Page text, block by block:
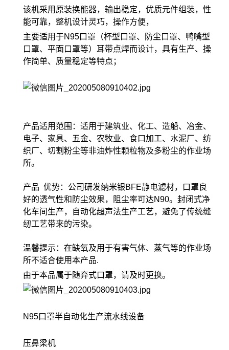
该机采用原装换能器，输出稳定，优质元件组装，性
能可靠，整机设计灵巧，操作方便，
主要适用于N95口罩（杯型口罩、防尘口罩、鸭嘴型
口罩、平面口罩等）耳带点焊而设计，具有生产、操
作简单、质量稳定等特点；
产品适用范围：适用于建筑业、化工、造船、冶金、
电子、家具、五金、农牧业、食口加工、水泥厂、纺
织厂、切割粉尘等非油炸性颗粒物及多粉尘的作业场
所。
产品 优势：公司研发纳米银BFE静电滤材，口罩良
好的透气性和防尘效果，阻尘率可达N90。封闭式净
化车间生产，自动化超声法生产工艺，避免了传统缝
纫工艺带来的污染。
温馨提示：在缺氧及用于有害气体、蒸气等的作业场
所不适合使用本产品.
由于本品属于随弃式口罩，请及时更换。
N95口罩半自动化生产流水线设备
压鼻梁机